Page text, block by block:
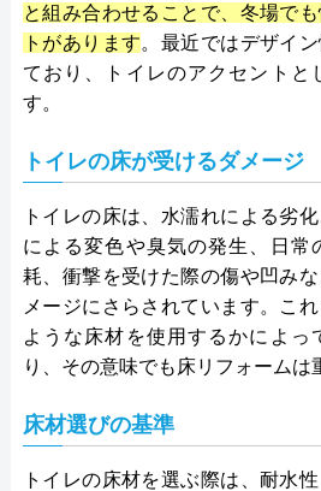
と組み合わせることで、冬場で
トがあります。最近ではデザイ
ており、トイレのアクセントと
す。
トイレの床が受けるダメージ
トイレの床は、水濡れによる劣
による変色や臭気の発生、日常
耗、衝撃を受けた際の傷や凹み
メージにさらされています。こ
ような床材を使用するかによっ
り、その意味でも床リフォームは
床材選びの基準
トイレの床材を選ぶ際は、耐水